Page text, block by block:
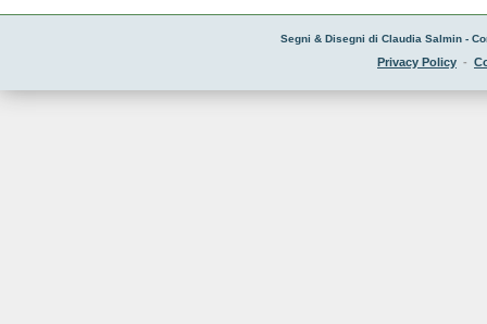
Segni & Disegni di Claudia Salmin -
Privacy Policy -